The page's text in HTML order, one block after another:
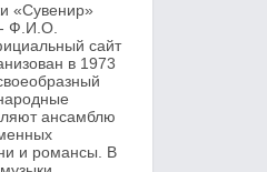
«Сувенир»
- Ф.И.О.
сайт
в 1973
ансамблю
и романсы. В